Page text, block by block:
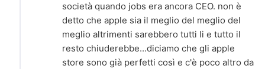
società quando jobs era ancora CEO. non è
detto che apple sia il meglio del meglio del
meglio altrimenti sarebbero tutti li e tutto il
resto chiuderebbe...diciamo che gli apple
store sono già perfetti così e c'è poco altro da